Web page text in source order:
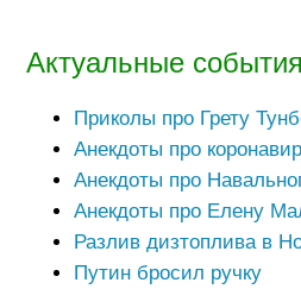
Актуальные
Приколы про Грету
Анекдоты про
Анекдоты про
Анекдоты про Елену
Разлив дизтоплива в
Путин бросил ручку